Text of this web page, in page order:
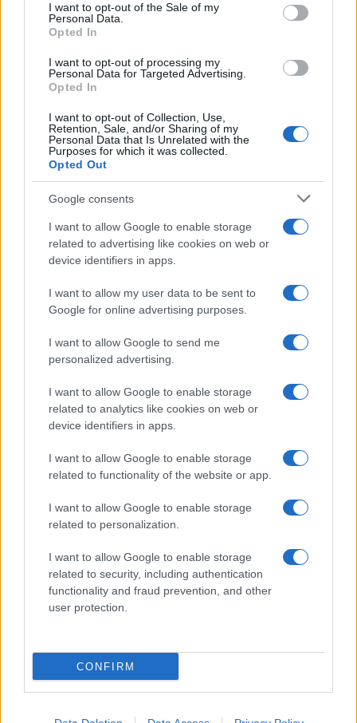
I want to opt-out of the Sale of my
Personal Data.
Opted In
I want to opt-out of processing my
Personal Data for Targeted Advertising.
Opted In
I want to opt-out of Collection, Use,
Retention, Sale, and/or Sharing of my
Personal Data that Is Unrelated with the
Purposes for which it was collected.
Opted Out
Google consents
I want to allow Google to enable storage
related to advertising like cookies on web or
device identifiers in apps.
I want to allow my user data to be sent to
Google for online advertising purposes.
I want to allow Google to send me
personalized advertising.
I want to allow Google to enable storage
related to analytics like cookies on web or
device identifiers in apps.
I want to allow Google to enable storage
related to functionality of the website or app.
I want to allow Google to enable storage
related to personalization.
I want to allow Google to enable storage
related to security, including authentication
functionality and fraud prevention, and other
user protection.
CONFIRM
05.08 à 08h30
XV de France : "Ils ne font que jouer",
Peato Mauvaka alerte sur le Japon
avant le match de samedi
Stade Toulousain : "J'attendais avec
impatience un appel de Fabien",
Romain Ntamack savoure sa tournée
avec le XV de France
15.07 à 17h30
Stade Toulousain : "Un beau
champion" mais "aucun club ne peut
être placé en dehors du cadre
commun" recadre Yann Roubert
08.07 à 12h00
Stade Toulousain : Match amical, date
complet de l'été
Stade Toulousain : "L'une des plus
compliquées", Romain Ntamack
revient sur une saison "particulière"
Stade Toulousain : "Ce sera une chose
à aller chercher", Virgile Lacombe sur
le 5ème titre d'affilée
Stade Toulousain : "C'est une secte
incroyable", Vincent Moscato
s'exprime sans filtre sur l'hégémonie
du club et les critiques
Stade Toulousain : "J'ai été me le
chercher", la forte émotion de
Rodrigue Neti pour sa 200ème en
finale
02.07 à 12h00